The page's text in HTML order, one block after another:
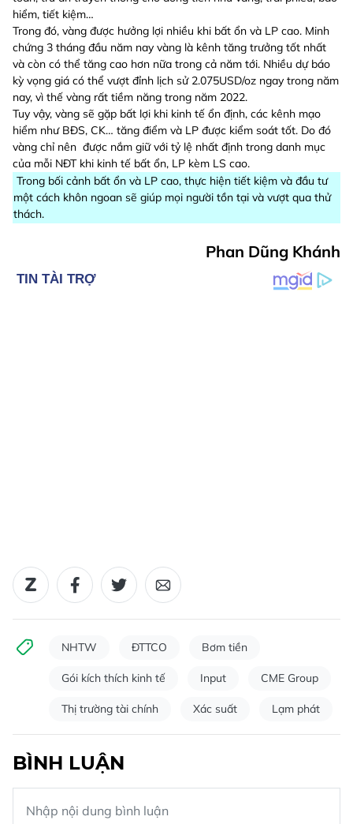
hiểm, tiết kiệm…
Trong đó, vàng được hưởng lợi nhiều khi bất ổn và LP cao. Minh
chứng 3 tháng đầu năm nay vàng là kênh tăng trưởng tốt nhất
và còn có thể tăng cao hơn nữa trong cả năm tới. Nhiều dự báo
kỳ vọng giá có thể vượt đỉnh lịch sử 2.075USD/oz ngay trong năm
nay, vì thế vàng rất tiềm năng trong năm 2022.
Tuy vậy, vàng sẽ gặp bất lợi khi kinh tế ổn định, các kênh mạo
hiểm như BĐS, CK… tăng điểm và LP được kiểm soát tốt. Do đó
vàng chỉ nên được nắm giữ với tỷ lệ nhất định trong danh mục
của mỗi NĐT khi kinh tế bất ổn, LP kèm LS cao.
Trong bối cảnh bất ổn và LP cao, thực hiện tiết kiệm và đầu tư
một cách khôn ngoan sẽ giúp mọi người tồn tại và vượt qua thử
thách.
Phan Dũng Khánh
NHTW ĐTTCO Bơm tiền
Gói kích thích kinh tế Input CME Group
Thị trường tài chính Xác suất Lạm phát
BÌNH LUẬN